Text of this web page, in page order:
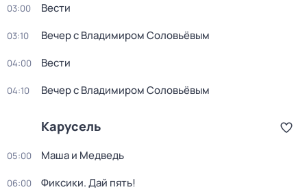
03:00 Вести
03:10 Вечер с Владимиром Соловьёвым
04:00 Вести
04:10 Вечер с Владимиром Соловьёвым
Карусель
05:00 Маша и Медведь
06:00 Фиксики. Дай пять!